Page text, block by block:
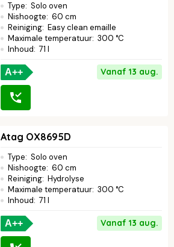
Type: Solo oven
Nishoogte: 60 cm
Reiniging: Easy clean emaille
Maximale temperatuur: 300 °C
Inhoud: 71 l
A++ Vanaf 13 aug.
Atag OX8695D
Type: Solo oven
Nishoogte: 60 cm
Reiniging: Hydrolyse
Maximale temperatuur: 300 °C
Inhoud: 71 l
A++ Vanaf 13 aug.